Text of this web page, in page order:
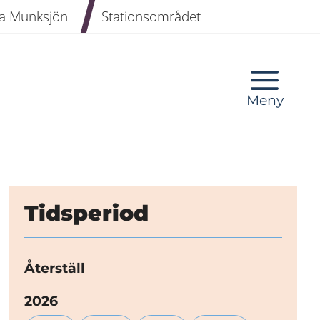
Munksjön Stationsområdet
Meny
Tidsperiod
Återställ
År:
2026